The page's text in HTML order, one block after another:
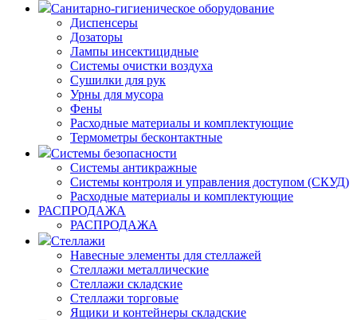
Санитарно-гигиеническое оборудование
Диспенсеры
Дозаторы
Лампы инсектицидные
Системы очистки воздуха
Сушилки для рук
Урны для мусора
Фены
Расходные материалы и комплектующие
Термометры бесконтактные
Системы безопасности
Системы антикражные
Системы контроля и управления доступом (СКУД)
Расходные материалы и комплектующие
РАСПРОДАЖА
РАСПРОДАЖА
Стеллажи
Навесные элементы для стеллажей
Стеллажи металлические
Стеллажи складские
Стеллажи торговые
Ящики и контейнеры складские